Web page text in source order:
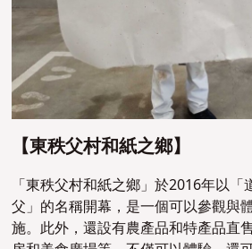
【東秩父村和紙之鄉】
「東秩父村和紙之鄉」於2016年以
父」的名稱開幕，是一個可以參觀與
施。此外，還設有農產品和特產品直